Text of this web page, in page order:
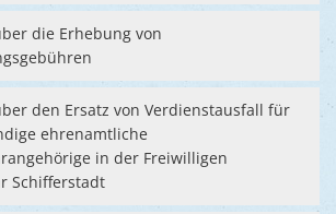
die Erhebung von
den Ersatz von Verdienstausfall für
ehrenamtliche
in der Freiwilligen
Schifferstadt